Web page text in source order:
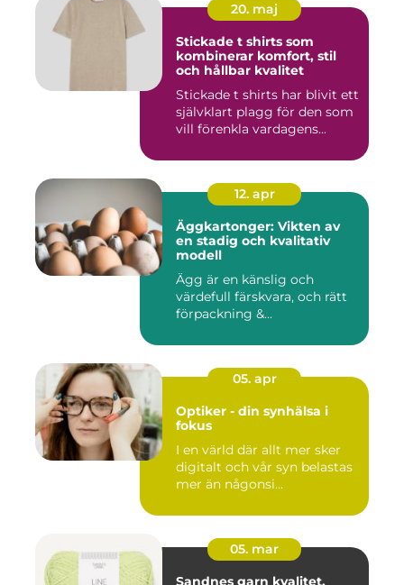
20. maj
Stickade t shirts som
kombinerar komfort, stil
och hållbar kvalitet
Stickade t shirts har blivit ett
självklart plagg för den som
vill förenkla vardagens...
12. apr
Äggkartonger: Vikten av
en stadig och kvalitativ
modell
Ägg är en känslig och
värdefull färskvara, och rätt
förpackning &...
05. apr
Optiker - din synhälsa i
fokus
I en värld där allt mer sker
digitalt och vår syn belastas
mer än någonsi...
05. mar
Sandnes garn kvalitet,